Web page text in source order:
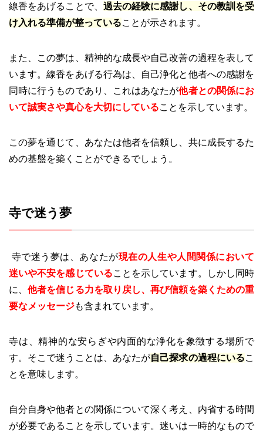
線香をあげることで、 過去の経験に感謝し、その教訓を受
け入れる準備が整っていることが示されます。
また、この夢は、精神的な成長や自己改善の過程を表して
います。線香をあげる行為は、自己浄化と他者への感謝を
同時に行うものであり、これはあなたが他者との関係にお
いて誠実さや真心を大切にしていることを示しています。
この夢を通じて、あなたは他者を信頼し、共に成長するた
めの基盤を築くことができるでしょう。
寺で迷う夢
寺で迷う夢は、あなたが現在の人生や人間関係において
迷いや不安を感じていることを示しています。しかし同時
に、他者を信じる力を取り戻し、再び信頼を築くための重
要なメッセージも含まれています。
寺は、精神的な安らぎや内面的な浄化を象徴する場所で
す。そこで迷うことは、あなたが自己探求の過程にいるこ
とを意味します。
自分自身や他者との関係について深く考え、内省する時間
が必要であることを示しています。迷いは一時的なもので